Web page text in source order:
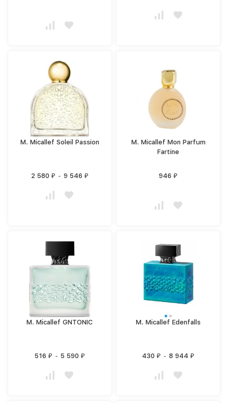
M. Micallef Soleil Passion
2 580 ₽ - 9 546 ₽
M. Micallef Mon Parfum
Fartine
946₽
M. Micallef GNTONIC
516 ₽ - 5 590 ₽
M. Micallef Edenfalls
430₽ - 8 944₽